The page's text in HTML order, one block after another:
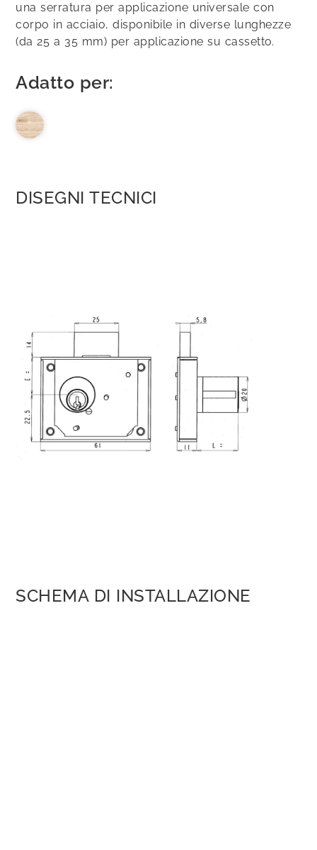
una serratura per applicazione universale con
corpo in acciaio, disponibile in diverse lunghezze
(da 25 a 35 mm) per applicazione su cassetto.
Adatto per:
DISEGNI TECNICI
SCHEMA DI INSTALLAZIONE